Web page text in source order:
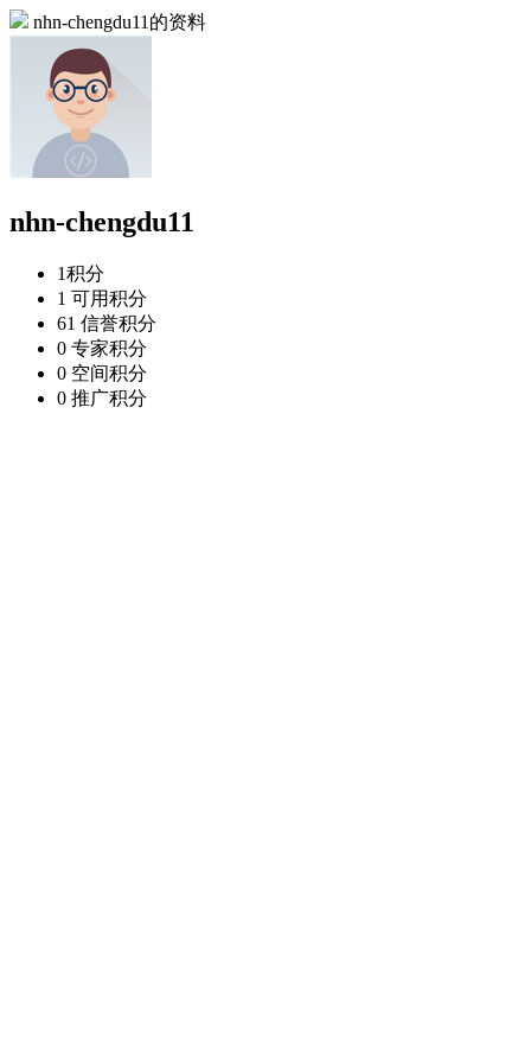
nhn-chengdu11的资料
nhn-chengdu11
1积分
1 可用积分
61 信誉积分
0 专家积分
0 空间积分
0 推广积分